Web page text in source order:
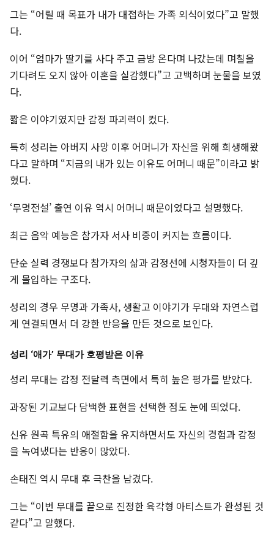
그는 “어릴 때 목표가 내가 대접하는 가족 외식이었다”고 말했
다.
이어 “엄마가 딸기를 사다 주고 금방 온다며 나갔는데 며칠을
기다려도 오지 않아 이혼을 실감했다”고 고백하며 눈물을 보였
다.
짧은 이야기였지만 감정 파괴력이 컸다.
특히 성리는 아버지 사망 이후 어머니가 자신을 위해 희생해왔
다고 말하며 “지금의 내가 있는 이유도 어머니 때문”이라고 밝
혔다.
‘무명전설’ 출연 이유 역시 어머니 때문이었다고 설명했다.
최근 음악 예능은 참가자 서사 비중이 커지는 흐름이다.
단순 실력 경쟁보다 참가자의 삶과 감정선에 시청자들이 더 깊
게 몰입하는 구조다.
성리의 경우 무명과 가족사, 생활고 이야기가 무대와 자연스럽
게 연결되면서 더 강한 반응을 만든 것으로 보인다.
성리 ‘애가’ 무대가 호평받은 이유
성리 무대는 감정 전달력 측면에서 특히 높은 평가를 받았다.
과장된 기교보다 담백한 표현을 선택한 점도 눈에 띄었다.
신유 원곡 특유의 애절함을 유지하면서도 자신의 경험과 감정
을 녹여냈다는 반응이 많았다.
손태진 역시 무대 후 극찬을 남겼다.
그는 “이번 무대를 끝으로 진정한 육각형 아티스트가 완성된 것
같다”고 말했다.